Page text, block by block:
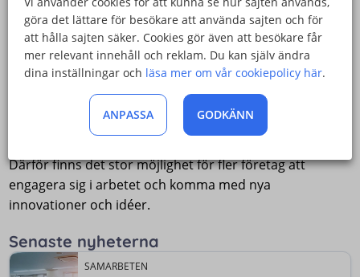
belastning som vården och omsorgen har just nu, säger
regionens digitaliseringskoordinator Staffan Lundberg.
Luleå tekniska universitet har redan installerat en egen
ska de fortsätta öppna nya runtom i Norrbotten och
Västerbotten.
Därför finns det stor möjlighet för fler företag att
engagera sig i arbetet och komma med nya
innovationer och idéer.
Senaste nyheterna
SAMARBETEN
göra det lättare för besökare att använda sajten och för
att hålla sajten säker. Cookies gör även att besökare får
mer relevant innehåll och reklam. Du kan själv ändra
dina inställningar och läsa mer om vår cookiepolicy här.
ANPASSA GODKÄNN